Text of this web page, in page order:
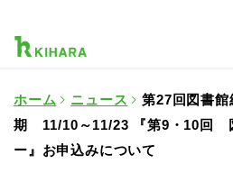
ホーム ニュース
第27回図書
期 11/10～11/23 『第9・10回
ー』お申込みについて